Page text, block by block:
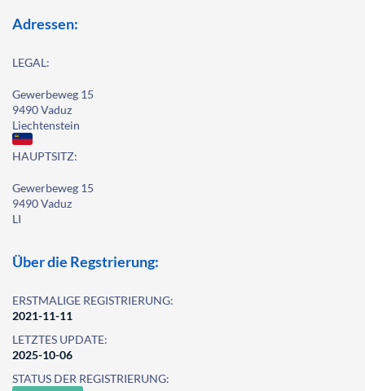
Adressen:
LEGAL:
Gewerbeweg 15
9490 Vaduz
Liechtenstein
HAUPTSITZ:
Gewerbeweg 15
9490 Vaduz
LI
Über die Regstrierung:
ERSTMALIGE REGISTRIERUNG:
2021-11-11
LETZTES UPDATE:
2025-10-06
STATUS DER REGISTRIERUNG: